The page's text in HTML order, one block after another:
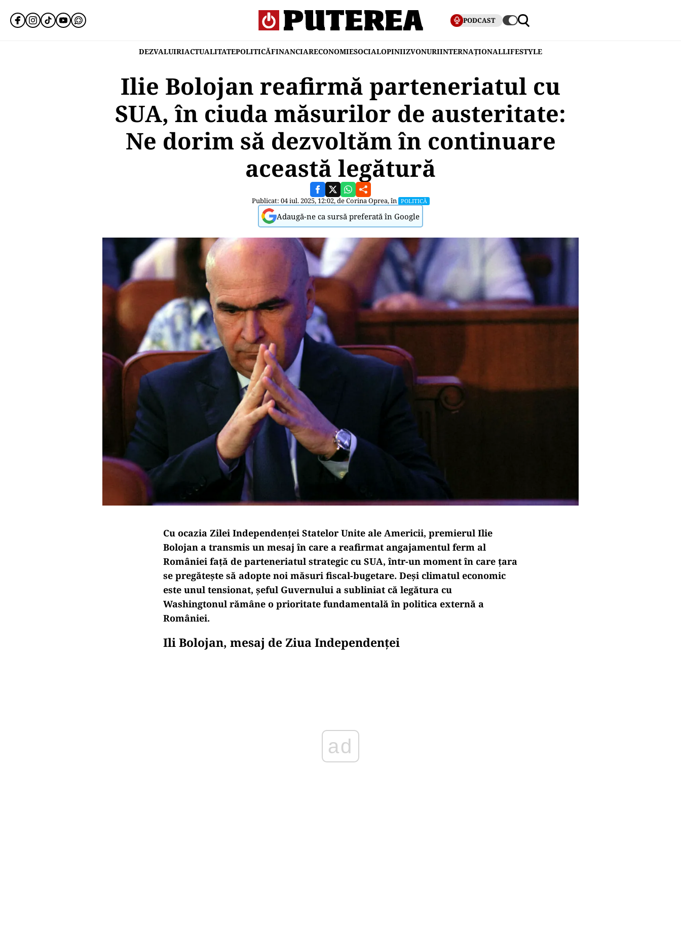
PODCAST
DEZVALUIRIACTUALITATEPOLITICĂFINANCIARECONOMIESOCIALOPINIIZVONURIINTERNAȚIONALLIFESTYLE
Ilie Bolojan reafirmă parteneriatul cu
SUA, în ciuda măsurilor de austeritate:
Ne dorim să dezvoltăm în continuare
această legătură
Publicat: 04 iul. 2025, 12:02, deCorina Oprea, în POLITICĂ
Adaugă-ne ca sursă preferată în Google
Cu ocazia Zilei Independenței Statelor Unite ale Americii, premierul Ilie
Bolojan a transmis un mesaj în care a reafirmat angajamentul ferm al
României față de parteneriatul strategic cu SUA, într-un moment în care țara
se pregătește să adopte noi măsuri fiscal-bugetare. Deși climatul economic
este unul tensionat, șeful Guvernului a subliniat că legătura cu
Washingtonul rămâne o prioritate fundamentală în politica externă a
României.
Ili Bolojan, mesaj de Ziua Independenței